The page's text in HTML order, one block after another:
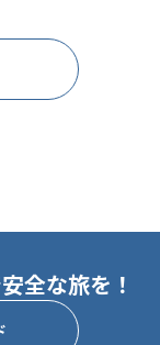
全な旅を！